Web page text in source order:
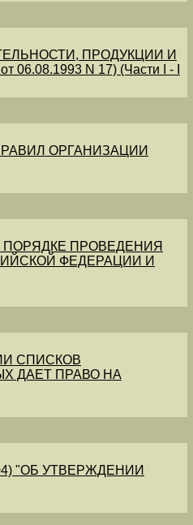
ПРОДУКЦИИ И
06.08.1993 N 17) (Части I - I
ОРГАНИЗАЦИИ
ПОРЯДКЕ ПРОВЕДЕНИЯ
ФЕДЕРАЦИИ И
СПИСКОВ
ДАЕТ ПРАВО НА
"ОБ УТВЕРЖДЕНИИ